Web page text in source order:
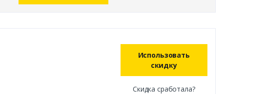
Использовать
скидку
Скидка сработала?